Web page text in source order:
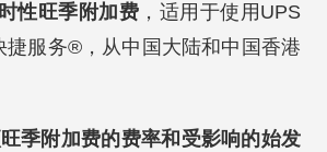
性旺季附加费 ，适用于使用UPS
服务®，从中国大陆和中国香港
季附加费的费率和受影响的始发